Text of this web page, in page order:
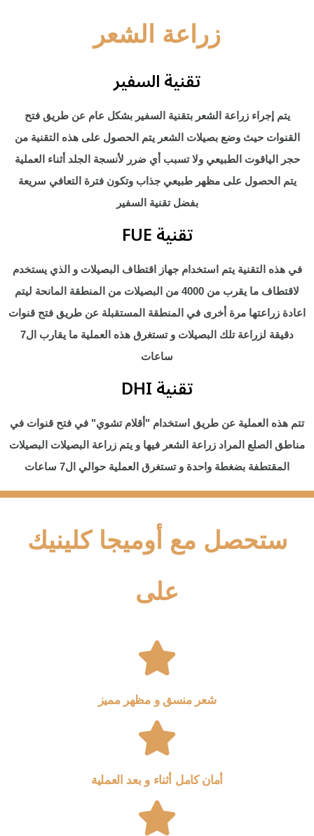
زراعة الشعر
تقنية السفير
يتم إجراء زراعة الشعر بتقنية السفير بشكل عام عن طريق فتح
القنوات حيث وضع بصيلات الشعر يتم الحصول على هذه التقنية من
حجر الياقوت الطبيعي ولا تسبب أي ضرر لأنسجة الجلد أثناء العملية
يتم الحصول على مظهر طبيعي جذاب وتكون فترة التعافي سريعة
بفضل تقنية السفير
FUE تقنية
في هذه التقنية يتم استخدام جهاز اقتطاف البصيلات و الذي يستخدم
لاقتطاف ما يقرب من 4000 من البصيلات من المنطقة المانحة ليتم
اعادة زراعتها مرة أخرى في المنطقة المستقبلة عن طريق فتح قنوات
دقيقة لزراعة تلك البصيلات و تستغرق هذه العملية ما يقارب ال7
ساعات
DHI تقنية
تتم هذه العملية عن طريق استخدام "أقلام تشوي" في فتح قنوات في
مناطق الصلع المراد زراعة الشعر فيها و يتم زراعة البصيلات البصيلات
المقتطفة بضغطة واحدة و تستغرق العملية حوالي ال7 ساعات
ستحصل مع أوميجا كلينيك
على
شعر منسق و مظهر مميز
أمان كامل أثناء و بعد العملية